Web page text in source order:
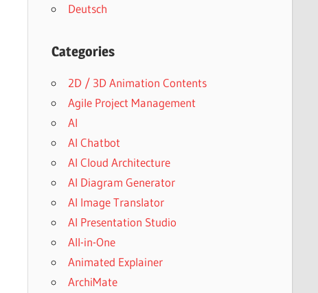
Deutsch
Categories
2D / 3D Animation Contents
Agile Project Management
AI
AI Chatbot
AI Cloud Architecture
AI Diagram Generator
AI Image Translator
AI Presentation Studio
All-in-One
Animated Explainer
ArchiMate